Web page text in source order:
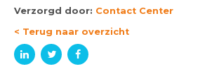
Verzorgd door: Contact Center
< Terug naar overzicht